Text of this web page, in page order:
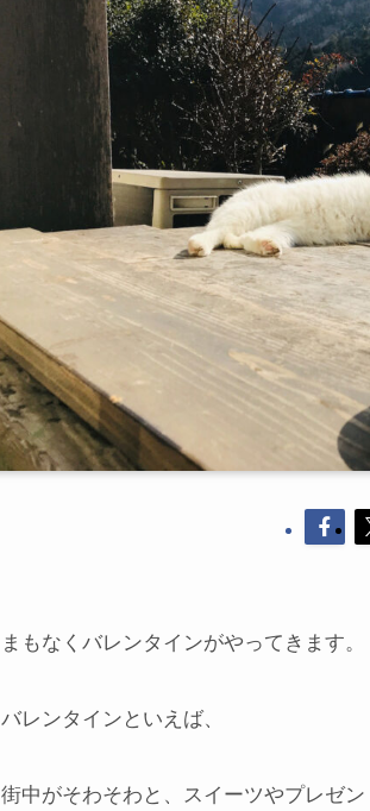
まもなくバレンタインがやってきます。
バレンタインといえば、
街中がそわそわと、スイーツやプレゼ